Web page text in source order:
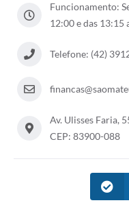
Solicitação de Remoção
Projeto Nascente Viva
Agência do Trabalhador
Cadastro para Castração
Funcionamento:
12:00 e das 13:15
Telefone: (42)
Av. Ulisses Faria,
CEP: 83900-088